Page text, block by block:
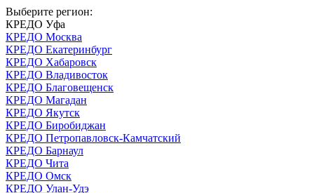
Выберите регион:
КРЕДО Уфа
КРЕДО Москва
КРЕДО Екатеринбург
КРЕДО Хабаровск
КРЕДО Владивосток
КРЕДО Благовещенск
КРЕДО Магадан
КРЕДО Якутск
КРЕДО Биробиджан
КРЕДО Петропавловск-Камчатский
КРЕДО Барнаул
КРЕДО Чита
КРЕДО Омск
КРЕДО Улан-Удэ